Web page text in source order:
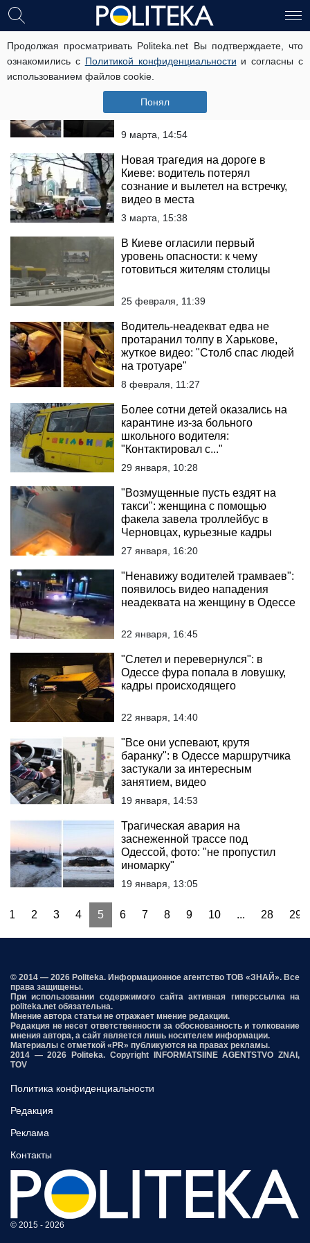
Продолжая просматривать Politeka.net Вы подтверждаете, что
ознакомились с Политикой конфиденциальности и согласны с
использованием файлов cookie.
Понял
водитель
"Ради кого на передовой гибнут
люди?": водитель маршрутки
выгнал дочь воина АТО
9 марта, 14:54
Новая трагедия на дороге в
Киеве: водитель потерял
сознание и вылетел на встречку,
видео в места
3 марта, 15:38
В Киеве огласили первый
уровень опасности: к чему
готовиться жителям столицы
25 февраля, 11:39
Водитель-неадекват едва не
протаранил толпу в Харькове,
жуткое видео: "Столб спас людей
на тротуаре"
8 февраля, 11:27
Более сотни детей оказались на
карантине из-за больного
школьного водителя:
"Контактировал с..."
29 января, 10:28
"Возмущенные пусть ездят на
такси": женщина с помощью
факела завела троллейбус в
Черновцах, курьезные кадры
27 января, 16:20
"Ненавижу водителей трамваев":
появилось видео нападения
неадеквата на женщину в Одессе
22 января, 16:45
"Слетел и перевернулся": в
Одессе фура попала в ловушку,
кадры происходящего
22 января, 14:40
"Все они успевают, крутя
баранку": в Одессе маршрутчика
застукали за интересным
занятием, видео
19 января, 14:53
Трагическая авария на
заснеженной трассе под
Одессой, фото: "не пропустил
иномарку"
19 января, 13:05
1 2 3 4 5 6 7 8 9 10 ... 28 29
© 2014 — 2026 Politeka. Информационное агентство ТОВ «ЗНАЙ». Все
права защищены.
При использовании содержимого сайта активная гиперссылка на
politeka.net обязательна.
Мнение автора статьи не отражает мнение редакции.
Редакция не несет ответственности за обоснованность и толкование
мнения автора, а сайт является лишь носителем информации.
Материалы с отметкой «PR» публикуются на правах рекламы.
2014 — 2026 Politeka. Copyright INFORMATSIINE AGENTSTVO ZNAI,
TOV
Политика конфиденциальности
Редакция
Реклама
Контакты
© 2015 - 2026